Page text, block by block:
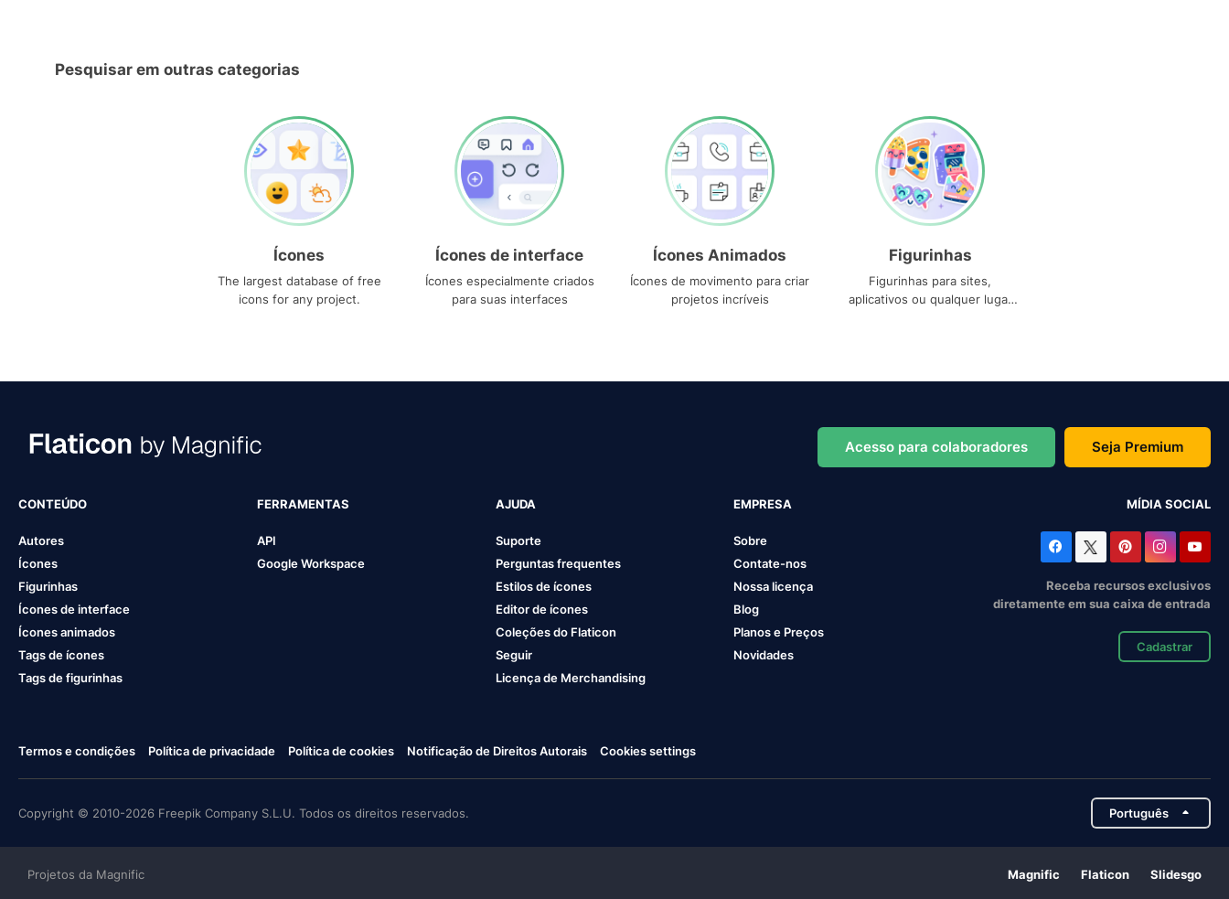
Pesquisar em outras categorias
Ícones
The largest database of free
icons for any project.
Ícones de interface
Ícones especialmente criados
para suas interfaces
Ícones Animados
Ícones de movimento para criar
projetos incríveis
Figurinhas
Figurinhas para sites,
aplicativos ou qualquer lugar
Acesso para colaboradores Seja Premium
CONTEÚDO
Autores
Ícones
Figurinhas
Ícones de interface
Ícones animados
Tags de ícones
Tags de figurinhas
FERRAMENTAS
API
Google Workspace
AJUDA
Suporte
Perguntas frequentes
Estilos de ícones
Editor de ícones
Coleções do Flaticon
Seguir
Licença de Merchandising
EMPRESA
Sobre
Contate-nos
Nossa licença
Blog
Planos e Preços
Novidades
MÍDIA SOCIAL
Receba recursos exclusivos
diretamente em sua caixa de entrada
Cadastrar
Termos e condições Política de privacidade Política de cookies Notificação de Direitos Autorais Cookies settings
Copyright © 2010-2026 Freepik Company S.L.U. Todos os direitos reservados. Português
Projetos da Magnific Magnific Flaticon Slidesgo